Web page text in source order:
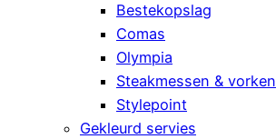
Bestekopslag
Comas
Olympia
Steakmessen & vorken
Stylepoint
Gekleurd servies